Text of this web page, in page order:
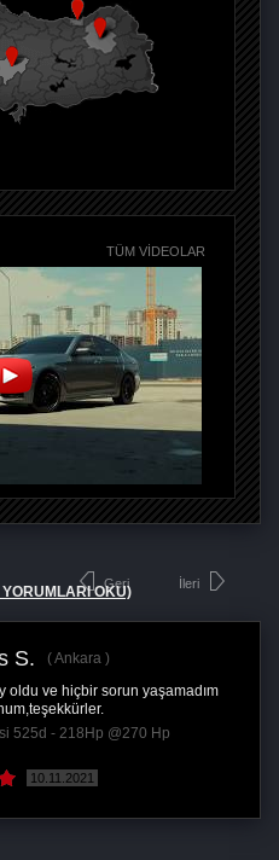
TÜM VIDEOLAR
YORUMLARI OKU)
Geri
S.
Ankara
oldu ve hiçbir sorun yaşamadım
525d - 218Hp @270 Hp
10.11.2021
İleri